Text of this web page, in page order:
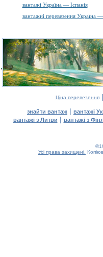
вантажі Україна — Іспанія
вантажні перевезення Україна —
Ціна перевезення|
знайти вантаж | вантажі
вантажі з Литви | вантажі з
Усі права захищені.